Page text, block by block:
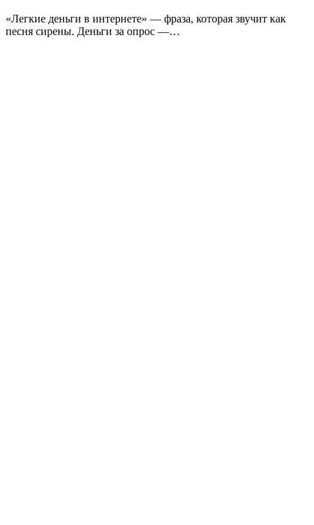
«Легкие деньги в интернете» — фраза, которая звучит как
песня сирены. Деньги за опрос —…